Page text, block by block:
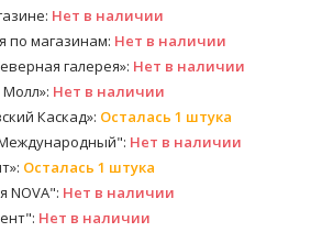
Нет в наличии
по магазинам: Нет в наличии
галерея»: Нет в наличии
Нет в наличии
Каскад»: Осталась 1 штука
Нет в наличии
Осталась 1 штука
NOVA": Нет в наличии
Нет в наличии